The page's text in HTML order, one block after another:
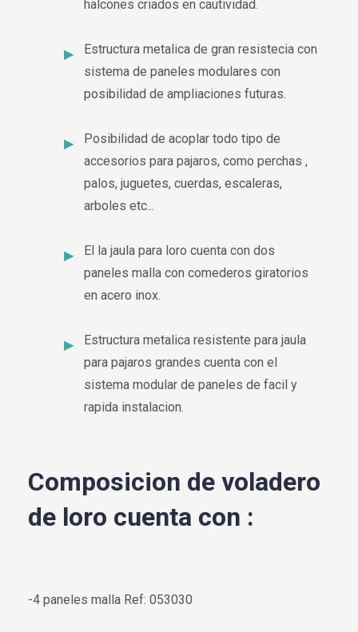
halcones criados en cautividad.
Estructura metalica de gran resistecia con
sistema de paneles modulares con
posibilidad de ampliaciones futuras.
Posibilidad de acoplar todo tipo de
accesorios para pajaros, como perchas ,
palos, juguetes, cuerdas, escaleras,
arboles etc...
El la jaula para loro cuenta con dos
paneles malla con comederos giratorios
en acero inox.
Estructura metalica resistente para jaula
para pajaros grandes cuenta con el
sistema modular de paneles de facil y
rapida instalacion.
Composicion de voladero
de loro cuenta con :
-4 paneles malla Ref: 053030